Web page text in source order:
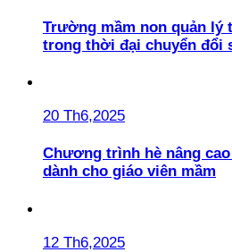
Trường mầm non quản lý
trong thời đại chuyển đổi
20 Th6,2025
Chương trình hè nâng cao
dành cho giáo viên mầm
12 Th6,2025